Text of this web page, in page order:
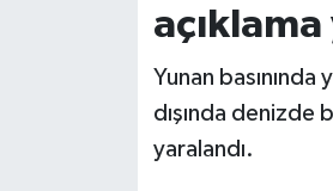
açıklama
Yunan
dışında denizde
yaralandı.